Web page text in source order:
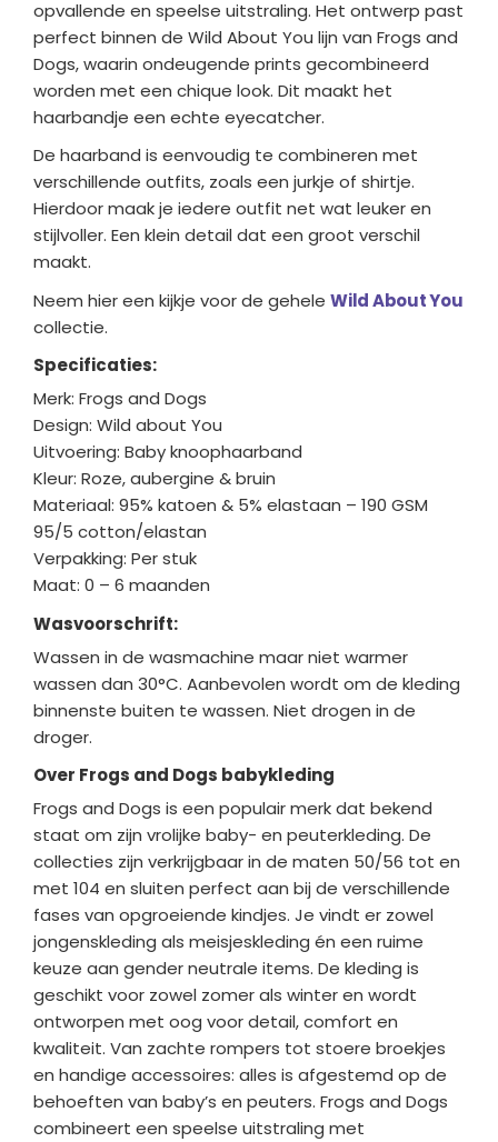
opvallende en speelse uitstraling. Het ontwerp past
perfect binnen de Wild About You lijn van Frogs and
Dogs, waarin ondeugende prints gecombineerd
worden met een chique look. Dit maakt het
haarbandje een echte eyecatcher.
De haarband is eenvoudig te combineren met
verschillende outfits, zoals een jurkje of shirtje.
Hierdoor maak je iedere outfit net wat leuker en
stijlvoller. Een klein detail dat een groot verschil
maakt.
Neem hier een kijkje voor de gehele Wild About You
collectie.
Specificaties:
Merk: Frogs and Dogs
Design: Wild about You
Uitvoering: Baby knoophaarband
Kleur: Roze, aubergine & bruin
Materiaal: 95% katoen & 5% elastaan – 190 GSM
95/5 cotton/elastan
Verpakking: Per stuk
Maat: 0 – 6 maanden
Wasvoorschrift:
Wassen in de wasmachine maar niet warmer
wassen dan 30°C. Aanbevolen wordt om de kleding
binnenste buiten te wassen. Niet drogen in de
droger.
Over Frogs and Dogs babykleding
Frogs and Dogs is een populair merk dat bekend
staat om zijn vrolijke baby- en peuterkleding. De
collecties zijn verkrijgbaar in de maten 50/56 tot en
met 104 en sluiten perfect aan bij de verschillende
fases van opgroeiende kindjes. Je vindt er zowel
jongenskleding als meisjeskleding én een ruime
keuze aan gender neutrale items. De kleding is
geschikt voor zowel zomer als winter en wordt
ontworpen met oog voor detail, comfort en
kwaliteit. Van zachte rompers tot stoere broekjes
en handige accessoires: alles is afgestemd op de
behoeften van baby’s en peuters. Frogs and Dogs
combineert een speelse uitstraling met